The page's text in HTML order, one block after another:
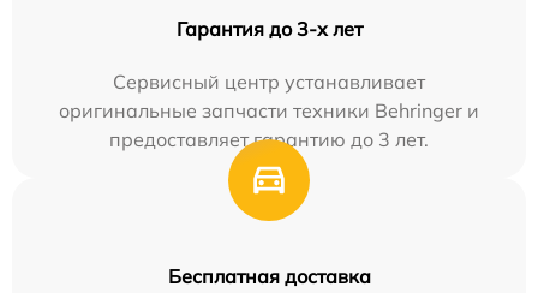
Гарантия до 3-х лет
Сервисный центр устанавливает
оригинальные запчасти техники Behringer и
предоставляет гарантию до 3 лет.
Бесплатная доставка